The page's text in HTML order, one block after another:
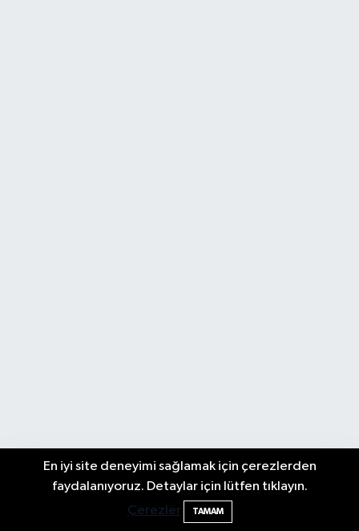
En iyi site deneyimi sağlamak için çerezlerden
faydalanıyoruz. Detaylar için lütfen tıklayın.
Çerezler
TAMAM
2 Buzağı Hediyeli Bal Festivalinde Hande
Ünsal Sahne Alacak